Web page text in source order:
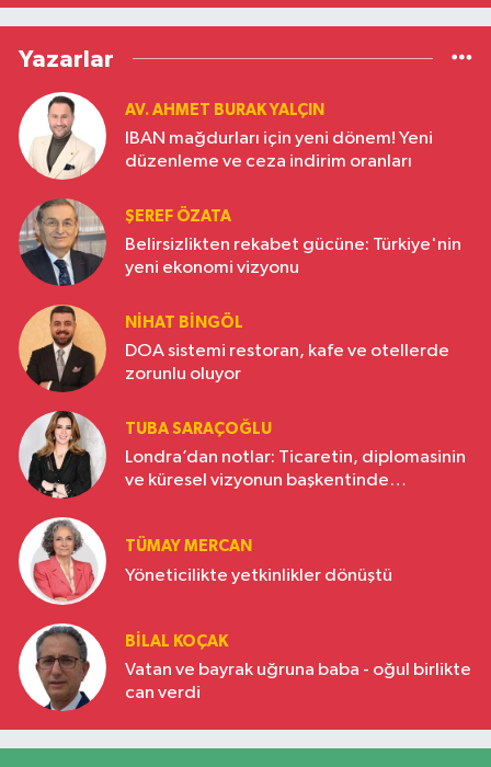
Yazarlar
AV. AHMET BURAK YALÇIN
IBAN mağdurları için yeni dönem! Yeni
düzenleme ve ceza indirim oranları
ŞEREF ÖZATA
Belirsizlikten rekabet gücüne: Türkiye'nin
yeni ekonomi vizyonu
NIHAT BINGÖL
DOA sistemi restoran, kafe ve otellerde
zorunlu oluyor
TUBA SARAÇOĞLU
Londra’dan notlar: Ticaretin, diplomasinin
ve küresel vizyonun başkentinde
TÜMAY MERCAN
Yöneticilikte yetkinlikler dönüştü
BILAL KOÇAK
Vatan ve bayrak uğruna baba - oğul birlikte
can verdi